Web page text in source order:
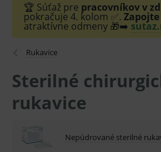
🏆 Súťaž pre pracovníkov v
pokračuje 4. kolom ✅. Zapojte
atraktívne odmeny 🎁➡️
Rukavice
Sterilné
rukavice
Nepúdrované sterilné